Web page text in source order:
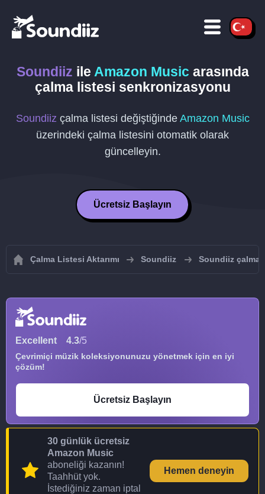
Soundiiz ile Amazon Music arasında
çalma listesi senkronizasyonu
Soundiiz çalma listesi değiştiğinde Amazon Music
üzerindeki çalma listesini otomatik olarak
güncelleyin.
Ücretsiz Başlayın
Çalma Listesi Aktarımı Soundiiz Soundiiz çalma
Excellent 4.3/5
Çevrimiçi müzik koleksiyonunuzu yönetmek için en iyi
çözüm!
Ücretsiz Başlayın
30 günlük ücretsiz
Amazon Music
aboneliği kazanın!
Taahhüt yok.
İstediğiniz zaman iptal
Hemen deneyin